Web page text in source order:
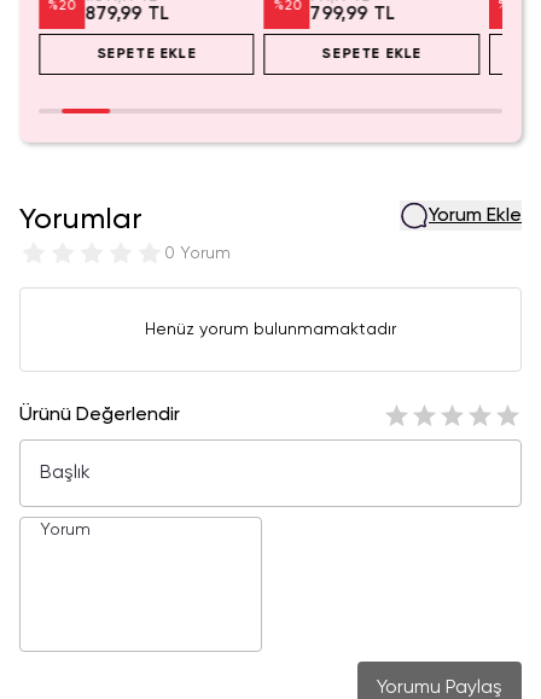
%20 879,99 TL
SEPETE EKLE
%20 799,99 TL
SEPETE EKLE
%
Yorumlar
0 Yorum
Yorum Ekle
Henüz yorum bulunmamaktadır
Ürünü Değerlendir
Yorumu Paylaş